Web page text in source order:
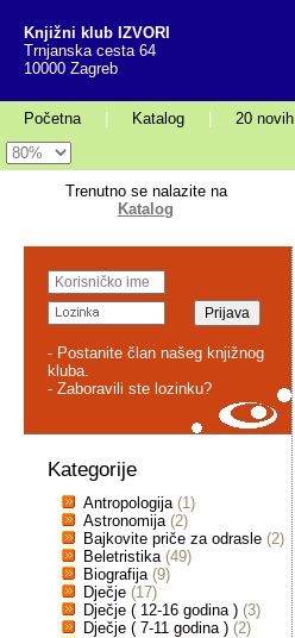
Knjižni klub IZVORI
Trnjanska cesta 64
10000 Zagreb
Početna Katalog 20 novih
Trenutno se nalazite na
Katalog
- Postanite član našeg knjižnog
kluba.
- Zaboravili ste lozinku?
Kategorije
Antropologija (1)
Astronomija (2)
Bajkovite priče za odrasle (2)
Beletristika (49)
Biografija (9)
Dječje (17)
Dječje ( 12-16 godina ) (3)
Dječje ( 7-11 godina ) (2)